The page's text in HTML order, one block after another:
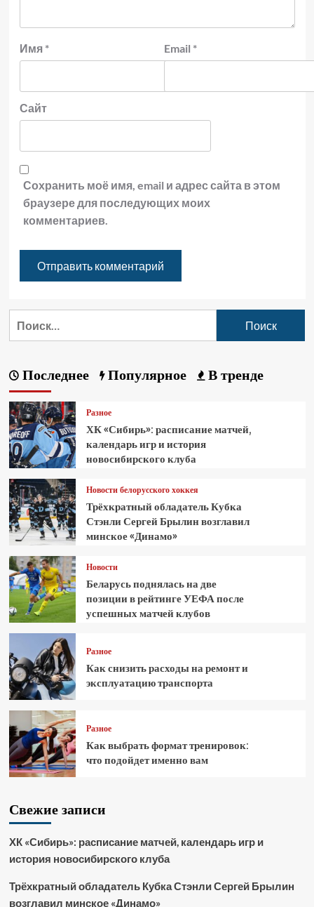
Имя * Email *
Сайт
Сохранить моё имя, email и адрес сайта в этом
браузере для последующих моих
комментариев.
Последнее Популярное В тренде
Разное
ХК «Сибирь»: расписание матчей,
календарь игр и история
новосибирского клуба
Новости белорусского хоккея
Трёхкратный обладатель Кубка
Стэнли Сергей Брылин возглавил
минское «Динамо»
Новости
Беларусь поднялась на две
позиции в рейтинге УЕФА после
успешных матчей клубов
Разное
Как снизить расходы на ремонт и
эксплуатацию транспорта
Разное
Как выбрать формат тренировок:
что подойдет именно вам
Свежие записи
ХК «Сибирь»: расписание матчей, календарь игр и
история новосибирского клуба
Трёхкратный обладатель Кубка Стэнли Сергей Брылин
возглавил минское «Динамо»